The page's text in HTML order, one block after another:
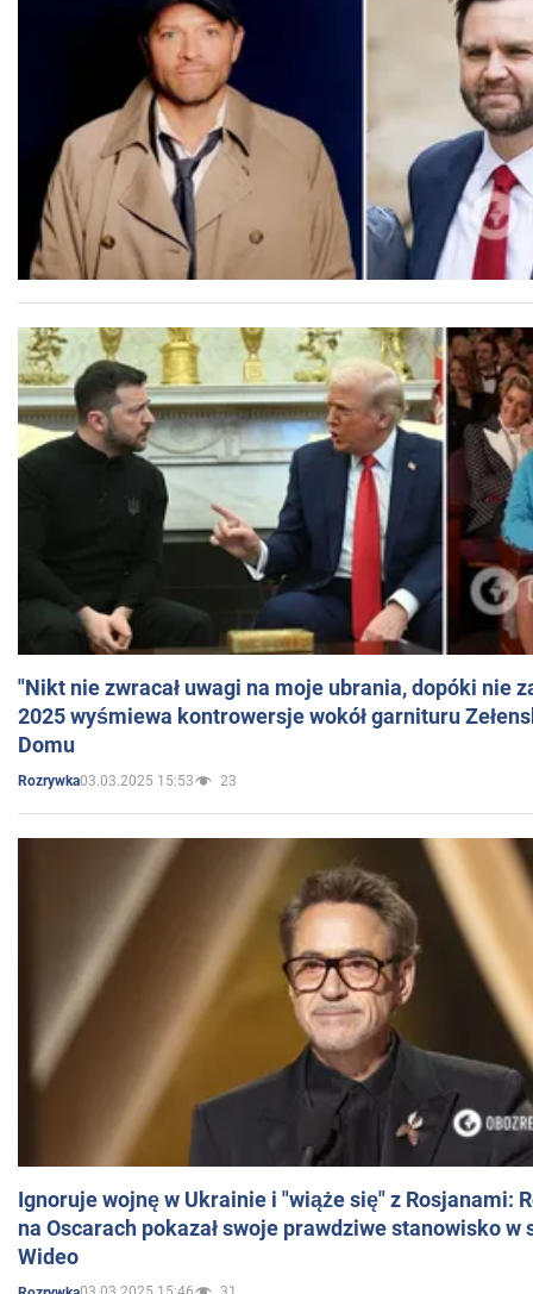
"Nikt nie zwracał uwagi na moje ubrania, dopóki nie
2025 wyśmiewa kontrowersje wokół garnituru
Domu
Rozrywka03.03.2025 15:53 23
Ignoruje wojnę w Ukrainie i "wiąże się" z Rosjanami:
na Oscarach pokazał swoje prawdziwe stanowisko w
Wideo